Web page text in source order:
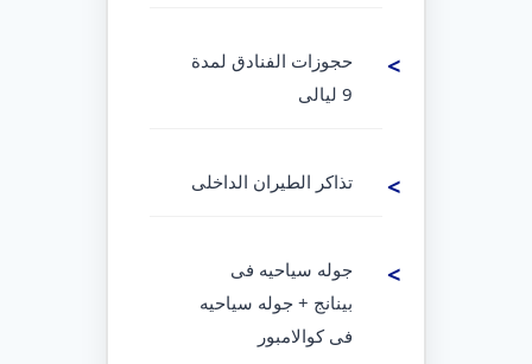
حجوزات الفنادق لمدة
9 ليالى
تذاكر الطيران الداخلى
جوله سياحيه فى
بينانج + جوله سياحيه
فى كوالامبور